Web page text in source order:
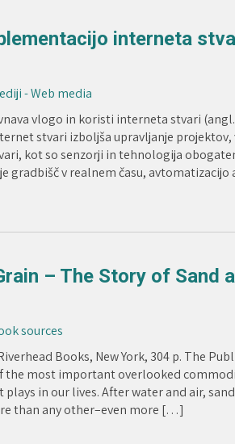
interneta
- Web media
vlogo in koristi interneta stvari
stvari izboljša upravljanje projektov,
kot so senzorji in tehnologija
gradbišč v realnem času,
– The Story of Sand
sources
Books, New York, 304 p. The
most important overlooked
in our lives. After water and air,
than any other–even more […]